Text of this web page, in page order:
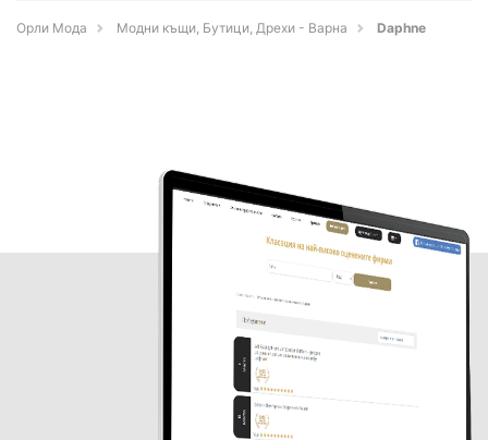
Орли Мода Модни къщи, Бутици, Дрехи - Варна Daphne